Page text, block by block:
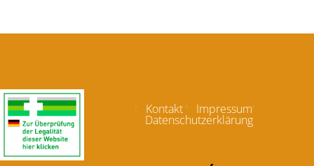
Kontakt Impressum
Datenschutzerklärung